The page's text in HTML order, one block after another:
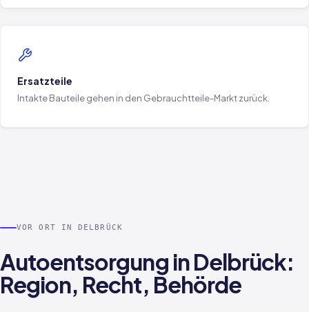
Ersatzteile
Intakte Bauteile gehen in den Gebrauchtteile-Markt zurück.
VOR ORT IN DELBRÜCK
Autoentsorgung in Delbrück:
Region, Recht, Behörde